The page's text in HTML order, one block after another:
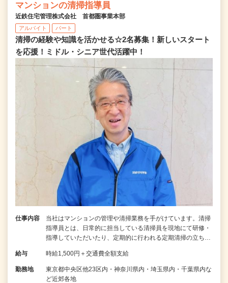
マンションの清掃指導員
近鉄住宅管理株式会社 首都圏事業本部
アルバイト パート
清掃の経験や知識を活かせる☆2名募集！新しいスタート
を応援！ミドル・シニア世代活躍中！
仕事内容
当社はマンションの管理や清掃業務を手がけています。清掃
指導員とは、日常的に担当している清掃員を現地にて研修・
指導していただいたり、定期的に行われる定期清掃の立ち…
給与 時給1,500円＋交通費全額支給
勤務地
東京都中央区他23区内・神奈川県内・埼玉県内・千葉県内な
ど近郊各地